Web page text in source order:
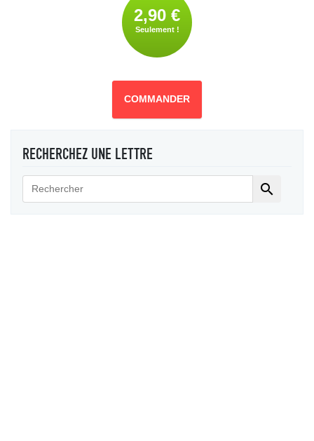
2,90 €
Seulement !
COMMANDER
RECHERCHEZ UNE LETTRE
